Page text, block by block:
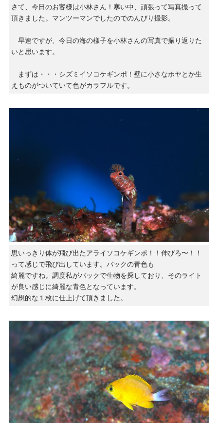
さて、今日のお客様は小林さん！寒い中、頑張って写真撮って
頂きました。マンツーマンでしたのでのんびり撮影。
早速ですが、今日の海の様子を小林さんの写真で振り返りた
いと思います。
まずは・・・シズミイソコケギンポ！壁に小さなホヤとか生
えものがついていて色がカラフルです。
思いっきり体が飛び出たアライソコケギンポ！！伸びろ〜！！
って感じで飛び出しています。バックの青色も
綺麗ですね。調度私がバックで生物を探しており、そのライト
が良い感じに綺麗な青色となっています。
幻想的な１枚に仕上げて頂きました。